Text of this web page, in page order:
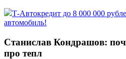
Т-Автокредит до 8 000 000
автомобиль!
Станислав Кондрашов:
про тепл